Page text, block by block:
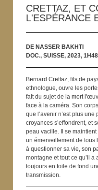
CRETTAZ, ET
L'ESPÉRANCE
DE NASSER BAKHTI
DOC., SUISSE, 2023,
Bernard Crettaz, fils de
ethnologue, ouvre les
fait du sujet de la mort
face à la caméra. Son
que l’avenir n’est plus une
croyances s’effondrent, et
peau vacille. Il se
un émerveillement de tous
à questionner sa vie, son
montagne et tout ce qu’il a
toujours en toile de fond
transmission.